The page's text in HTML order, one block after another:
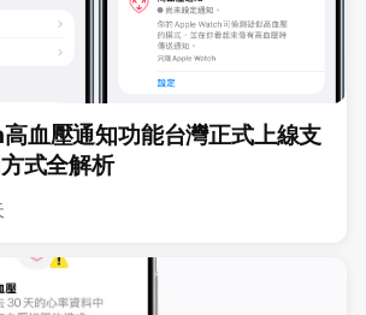
血壓通知功能台灣正式上線支
式全解析